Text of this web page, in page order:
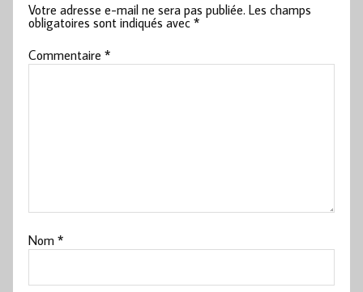
Votre adresse e-mail ne sera pas publiée. Les champs
obligatoires sont indiqués avec*
Commentaire*
Nom*